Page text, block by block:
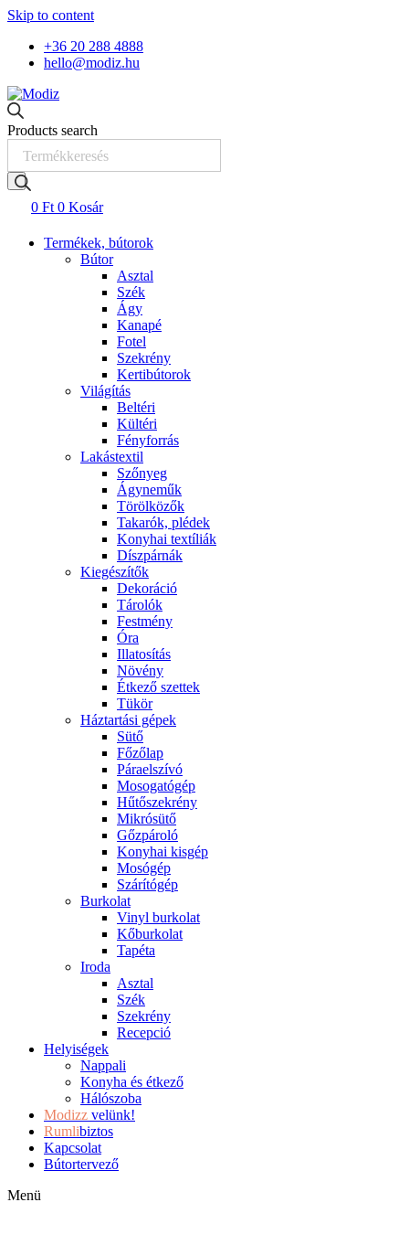
Skip to content
+36 20 288 4888
hello@modiz.hu
Products search
0 Ft 0 Kosár
Termékek, bútorok
Bútor
Asztal
Szék
Ágy
Kanapé
Fotel
Szekrény
Kertibútorok
Világítás
Beltéri
Kültéri
Fényforrás
Lakástextil
Szőnyeg
Ágyneműk
Törölközők
Takarók, plédek
Konyhai textíliák
Díszpárnák
Kiegészítők
Dekoráció
Tárolók
Festmény
Óra
Illatosítás
Növény
Étkező szettek
Tükör
Háztartási gépek
Sütő
Főzőlap
Páraelszívó
Mosogatógép
Hűtőszekrény
Mikrósütő
Gőzpároló
Konyhai kisgép
Mosógép
Szárítógép
Burkolat
Vinyl burkolat
Kőburkolat
Tapéta
Iroda
Asztal
Szék
Szekrény
Recepció
Helyiségek
Nappali
Konyha és étkező
Hálószoba
Modizz velünk!
Rumlibiztos
Kapcsolat
Bútortervező
Menü